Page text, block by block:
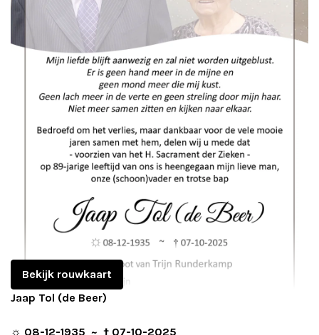
Bekijk rouwkaart
Jaap Tol (de Beer)
☼ 08-12-1935 ~ † 07-10-2025